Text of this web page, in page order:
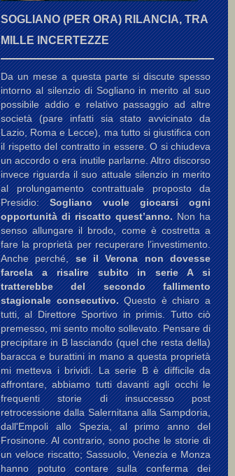
SOGLIANO (PER ORA) RILANCIA, TRA
MILLE INCERTEZZE
Da un mese a questa parte si discute spesso
intorno al silenzio di Sogliano in merito al suo
possibile addio e relativo passaggio ad altre
società (pare infatti sia stato avvicinato da
Lazio, Roma e Lecce), ma tutto si giustifica con
il rispetto del contratto in essere. O si chiudeva
un accordo o era inutile parlarne. Altro discorso
invece riguarda il suo attuale silenzio in merito
al prolungamento contrattuale proposto da
Presidio:Sogliano vuole giocarsi ogni
opportunità di riscatto quest’anno.Non ha
senso allungare il brodo, come è costretta a
fare la proprietà per recuperare l’investimento.
Anche perché,se il Verona non dovesse
farcela a risalire subito in serie A si
tratterebbe del secondo fallimento
stagionale consecutivo.Questo è chiaro a
tutti, al Direttore Sportivo in primis. Tutto ciò
premesso, mi sento molto sollevato. Pensare di
precipitare in B lasciando (quel che resta della)
baracca e burattini in mano a questa proprietà
mi metteva i brividi. La serie B è difficile da
affrontare, abbiamo tutti davanti agli occhi le
frequenti storie di insuccesso post
retrocessione dalla Salernitana alla Sampdoria,
dall'Empoli allo Spezia, al primo anno del
Frosinone. Al contrario, sono poche le storie di
un veloce riscatto; Sassuolo, Venezia e Monza
hanno potuto contare sulla conferma dei